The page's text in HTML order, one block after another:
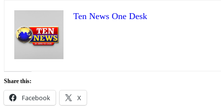
Ten News One Desk
Share this:
Facebook X